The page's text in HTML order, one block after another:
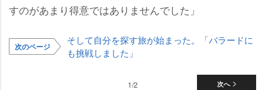
すのがあまり得意ではありませんでした」
次のページ
そして自分を探す旅が始まった。「バラードに
も挑戦しました」
次へ
1/2